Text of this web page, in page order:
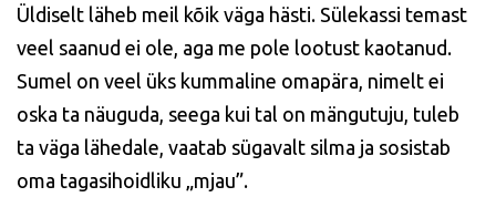
Üldiselt läheb meil kõik väga hästi. Sülekassi temast
veel saanud ei ole, aga me pole lootust kaotanud.
Sumel on veel üks kummaline omapära, nimelt ei
oska ta näuguda, seega kui tal on mängutuju, tuleb
ta väga lähedale, vaatab sügavalt silma ja sosistab
oma tagasihoidliku „mjau”.